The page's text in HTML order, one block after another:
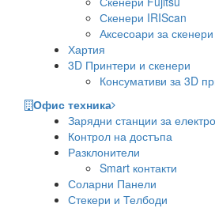
Скенери IRIScan
Аксесоари за скенери
Хартия
3D Принтери и скенери
Консумативи за 3D
Офис техника
Зарядни станции за
Контрол на достъпа
Разклонители
Smart контакти
Соларни Панели
Стекери и Телбоди